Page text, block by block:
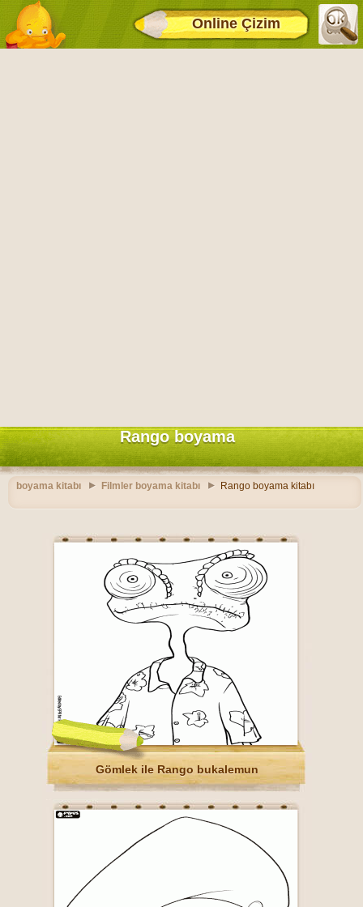
Online Çizim
Rango boyama
boyama kitabı Filmler boyama kitabı Rango boyama kitabı
Gömlek ile Rango bukalemun